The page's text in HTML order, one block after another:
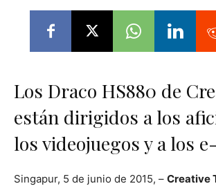
Los Draco HS880 de
están dirigidos a los
los videojuegos y a los
Singapur, 5 de junio de 2015, – Creative